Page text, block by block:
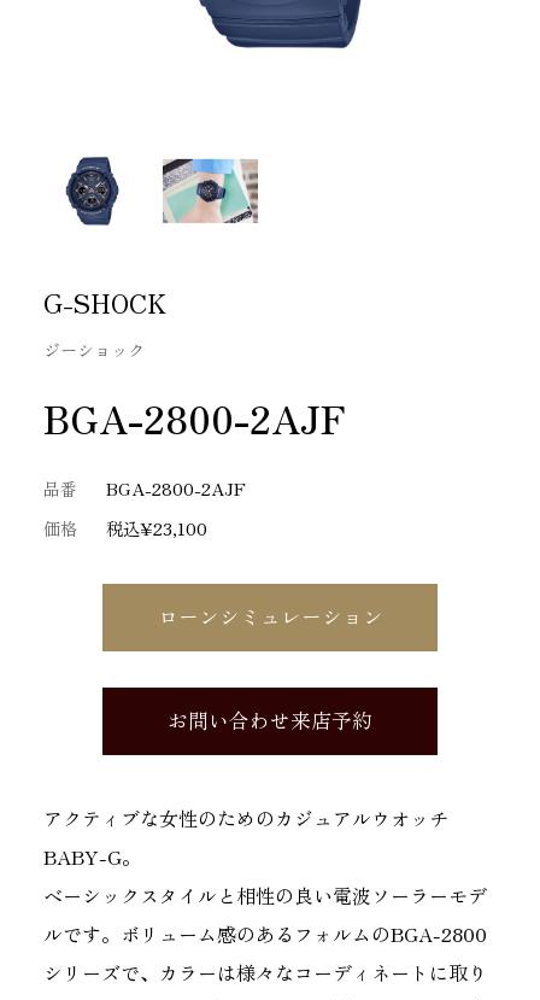
G-SHOCK
ジーショック
BGA-2800-2AJF
品番
BGA-2800-2AJF
価格
税込¥23,100
ローンシミュレーション
お問い合わせ来店予約
アクティブな女性のためのカジュアルウオッチ
BABY-G。
ベーシックスタイルと相性の良い電波ソーラーモデ
ルです。ボリューム感のあるフォルムのBGA-2800
シリーズで、カラーは様々なコーディネートに取り